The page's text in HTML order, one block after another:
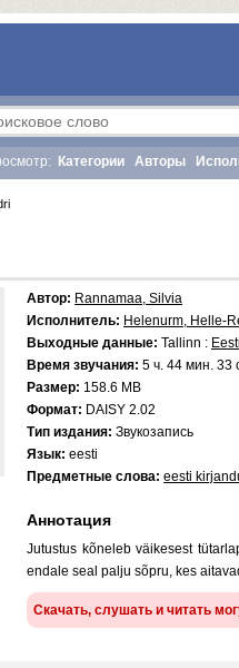
Категории Авторы
Автор: Rannamaa, Silvia
Исполнитель: Helenurm, Helle-
Выходные данные: Tallinn :
Время звучания: 5 ч. 44 мин. 33
Размер: 158.6 MB
Формат: DAISY 2.02
Тип издания: Звукозапись
Язык: eesti
Предметные слова: eesti
Аннотация
Jutustus kõneleb väikesest
endale seal palju sõpru, kes
Скачать, слушать и читать